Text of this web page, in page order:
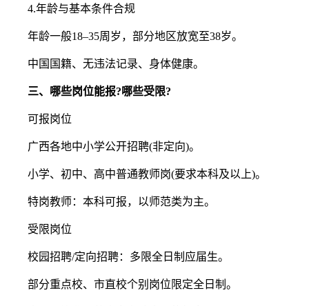
4.年龄与基本条件合规
年龄一般18–35周岁，部分地区放宽至38岁。
中国国籍、无违法记录、身体健康。
三、哪些岗位能报?哪些受限?
可报岗位
广西各地中小学公开招聘(非定向)。
小学、初中、高中普通教师岗(要求本科及以上)。
特岗教师：本科可报，以师范类为主。
受限岗位
校园招聘/定向招聘：多限全日制应届生。
部分重点校、市直校个别岗位限定全日制。